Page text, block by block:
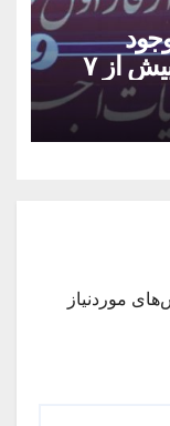
شرایط جنگی متوقف نشد؛ بیش از ۷
روز به بهره‌برداری
موردنیاز